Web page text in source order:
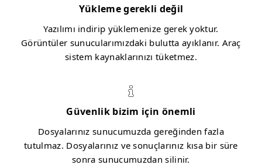
Yükleme gerekli değil
Yazılımı indirip yüklemenize gerek yoktur.
Görüntüler sunucularımızdaki bulutta ayıklanır. Araç
sistem kaynaklarınızı tüketmez.
Güvenlik bizim için önemli
Dosyalarınız sunucumuzda gereğinden fazla
tutulmaz. Dosyalarınız ve sonuçlarınız kısa bir süre
sonra sunucumuzdan silinir.